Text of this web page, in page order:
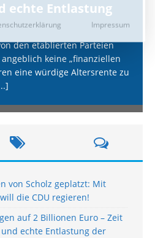
echte Entlastung
den etablierten Parteien
keine „finanziellen
eine würdige Altersrente zu
von Scholz geplatzt: Mit
die CDU regieren!
auf 2 Billionen Euro – Zeit
echte Entlastung der